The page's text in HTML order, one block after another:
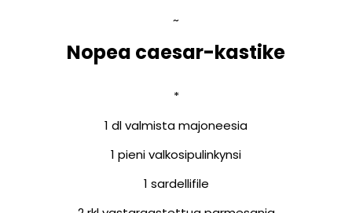
~
Nopea caesar-kastike
*
1 dl valmista majoneesia
1 pieni valkosipulinkynsi
1 sardellifile